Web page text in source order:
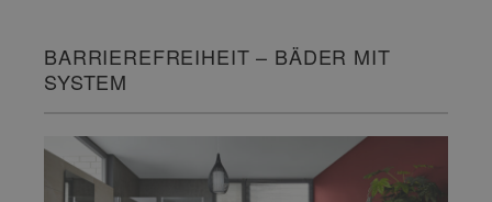
BARRIEREFREIHEIT – BÄDER MIT
SYSTEM